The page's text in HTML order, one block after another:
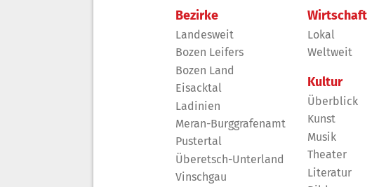
Bezirke
Landesweit
Bozen Leifers
Bozen Land
Eisacktal
Ladinien
Meran-Burggrafenamt
Pustertal
Überetsch-Unterland
Vinschgau
Wirtschaft
Lokal
Weltweit
Kultur
Überblick
Kunst
Musik
Theater
Literatur